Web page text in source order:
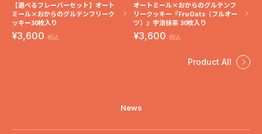
【選べるフレーバーセット】オート
ミール×おからのグルテンフリーク
ッキー30枚入り
3,600 税込
オートミール×おからのグルテンフ
リークッキー『FruOats（フルオー
ツ）』宇治抹茶 30枚入り
3,600 税込
Product All
News